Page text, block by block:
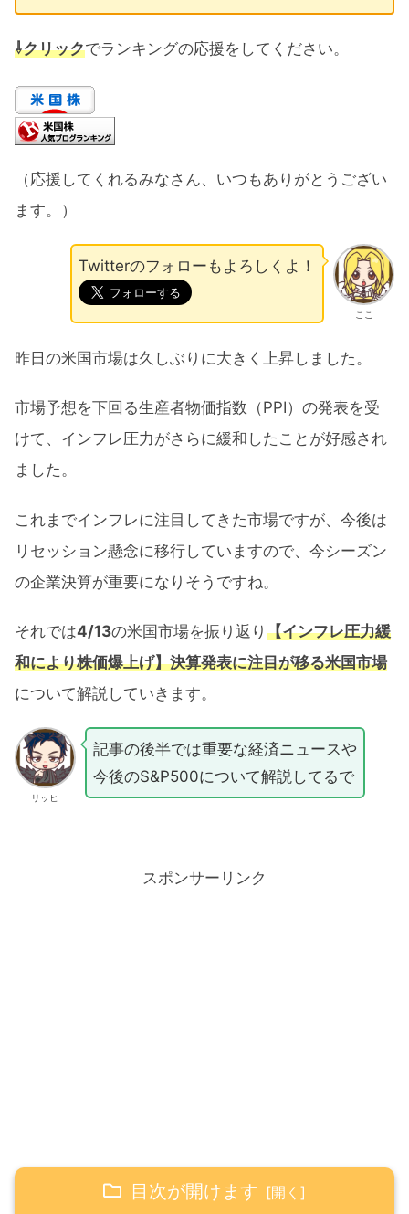
⇩クリックでランキングの応援をしてください。
（応援してくれるみなさん、いつもありがとうござい
ます。）
ここ
Twitterのフォローもよろしくよ！
昨日の米国市場は久しぶりに大きく上昇しました。
市場予想を下回る生産者物価指数（PPI）の発表を受
けて、インフレ圧力がさらに緩和したことが好感され
ました。
これまでインフレに注目してきた市場ですが、今後は
リセッション懸念に移行していますので、今シーズン
の企業決算が重要になりそうですね。
それでは4/13の米国市場を振り返り 【インフレ圧力緩
和により株価爆上げ】決算発表に注目が移る米国市場
について解説していきます。
リッヒ
記事の後半では重要な経済ニュースや
今後のS&P500について解説してるで
スポンサーリンク
目次が開けます